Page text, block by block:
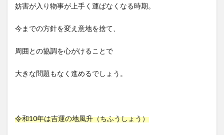
妨害が入り物事が上手く運ばなくなる時期。
今までの方針を変え意地を捨て、
周囲との協調を心がけることで
大きな問題もなく進めるでしょう。
令和10年は吉運の地風升（ちふうしょう）